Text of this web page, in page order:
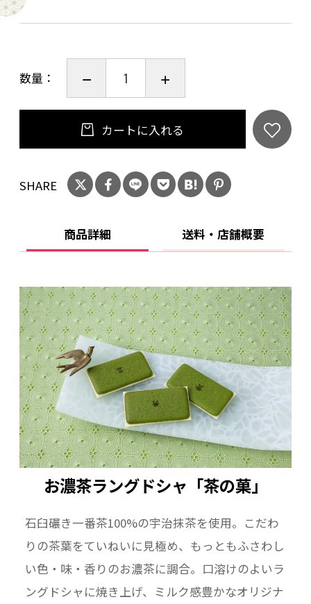
数量：
カートに入れる
SHARE
商品詳細 送料・店舗概要
お濃茶ラングドシャ「茶の菓」
石臼碾き一番茶100%の宇治抹茶を使用。こだわ
りの茶葉をていねいに見極め、もっともふさわし
い色・味・香りのお濃茶に調合。口溶けのよいラ
ングドシャに焼き上げ、ミルク感豊かなオリジナ